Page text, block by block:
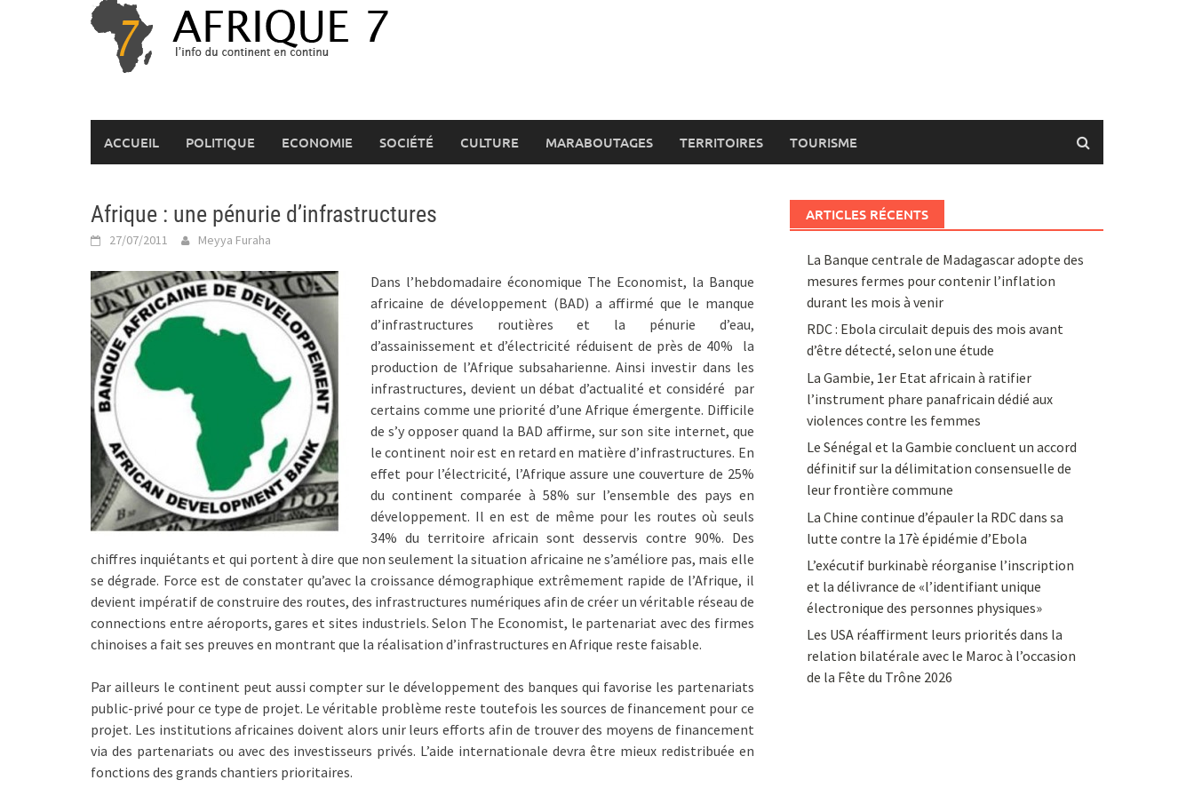
ACCUEIL POLITIQUE ECONOMIE SOCIÉTÉ CULTURE MARABOUTAGES TERRITOIRES TOURISME
Afrique : une pénurie d’infrastructures
27/07/2011 Meyya Furaha
Dans l’hebdomadaire économique The Economist, la Banque
africaine de développement (BAD) a affirmé que le manque
d’infrastructures routières et la pénurie d’eau,
d’assainissement et d’électricité réduisent de près de 40% la
production de l’Afrique subsaharienne. Ainsi investir dans les
infrastructures, devient un débat d’actualité et considéré par
certains comme une priorité d’une Afrique émergente. Difficile
de s’y opposer quand la BAD affirme, sur son site internet, que
le continent noir est en retard en matière d’infrastructures. En
effet pour l’électricité, l’Afrique assure une couverture de 25%
du continent comparée à 58% sur l’ensemble des pays en
développement. Il en est de même pour les routes où seuls
34% du territoire africain sont desservis contre 90%. Des
chiffres inquiétants et qui portent à dire que non seulement la situation africaine ne s’améliore pas, mais elle
se dégrade. Force est de constater qu’avec la croissance démographique extrêmement rapide de l’Afrique, il
devient impératif de construire des routes, des infrastructures numériques afin de créer un véritable réseau de
connections entre aéroports, gares et sites industriels. Selon The Economist, le partenariat avec des firmes
chinoises a fait ses preuves en montrant que la réalisation d’infrastructures en Afrique reste faisable.
Par ailleurs le continent peut aussi compter sur le développement des banques qui favorise les partenariats
public-privé pour ce type de projet. Le véritable problème reste toutefois les sources de financement pour ce
projet. Les institutions africaines doivent alors unir leurs efforts afin de trouver des moyens de financement
via des partenariats ou avec des investisseurs privés. L’aide internationale devra être mieux redistribuée en
fonctions des grands chantiers prioritaires.
ARTICLES RÉCENTS
La Banque centrale de Madagascar adopte des
mesures fermes pour contenir l’inflation
durant les mois à venir
RDC : Ebola circulait depuis des mois avant
d’être détecté, selon une étude
La Gambie, 1er Etat africain à ratifier
l’instrument phare panafricain dédié aux
violences contre les femmes
Le Sénégal et la Gambie concluent un accord
définitif sur la délimitation consensuelle de
leur frontière commune
La Chine continue d’épauler la RDC dans sa
lutte contre la 17è épidémie d’Ebola
L’exécutif burkinabè réorganise l’inscription
et la délivrance de «l’identifiant unique
électronique des personnes physiques»
Les USA réaffirment leurs priorités dans la
relation bilatérale avec le Maroc à l’occasion
de la Fête du Trône 2026